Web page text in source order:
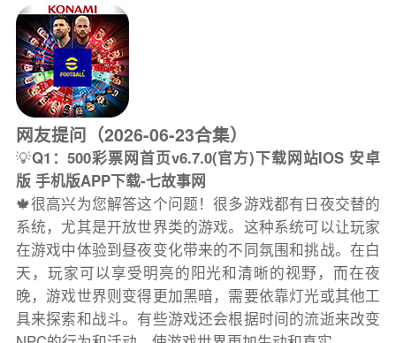
网友提问（2026-06-23合集）
💡Q1：500彩票网首页v6.7.0(官方)下载网站IOS 安卓
版 手机版APP下载-七故事网
🍁很高兴为您解答这个问题！很多游戏都有日夜交替的
系统，尤其是开放世界类的游戏。这种系统可以让玩家
在游戏中体验到昼夜变化带来的不同氛围和挑战。在白
天，玩家可以享受明亮的阳光和清晰的视野，而在夜
晚，游戏世界则变得更加黑暗，需要依靠灯光或其他工
具来探索和战斗。有些游戏还会根据时间的流逝来改变